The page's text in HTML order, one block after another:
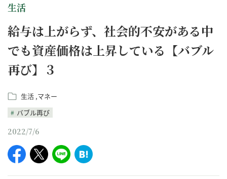
生活
給与は上がらず、社会的不安がある中
でも資産価格は上昇している【バブル
再び】３
生活 マネー
バブル再び
2022/7/6